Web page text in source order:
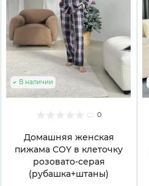
0
Домашняя женская
пижама COY в клеточку
розовато-серая
(рубашка+штаны)
В наличии